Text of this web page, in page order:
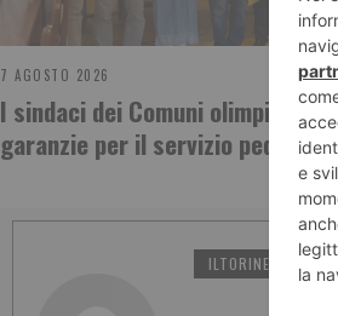
7 AGOSTO 2026
I sindaci dei Comuni olimpici
garanzie per il servizio
ILTORINESE